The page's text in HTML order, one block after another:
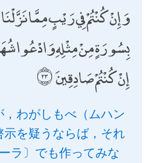
وَإِنْ كُنْتُمْ فِي رَيْبٍ مِمَّا
بِسُورَةٍ مِنْ مِثْلِهِ وَادْعُوا
إِنْ كُنْتُمْ صَادِقِينَ
わがしもべ（ムハン
を疑うならば，それ
ラ〕でも作ってみな